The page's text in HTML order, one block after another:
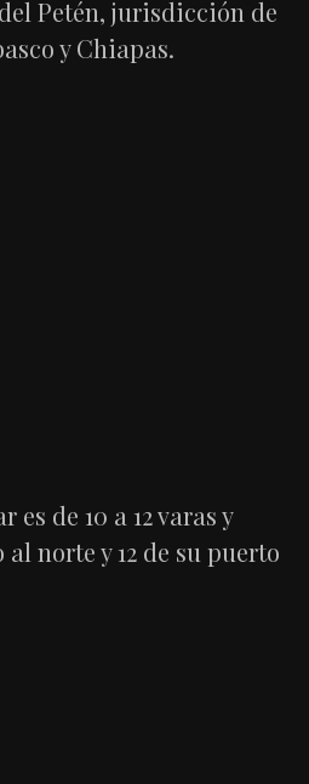
Petén, jurisdicción de
y Chiapas.
de 10 a 12 varas y
norte y 12 de su puerto